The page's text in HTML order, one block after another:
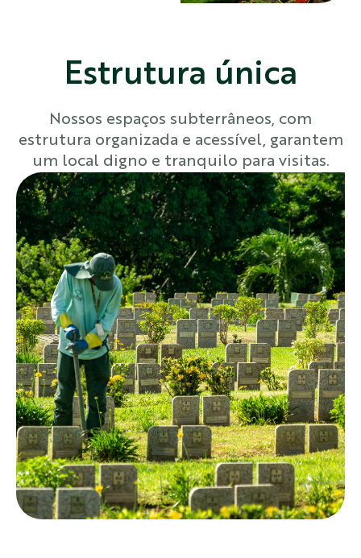
Estrutura única
Nossos espaços subterrâneos, com
estrutura organizada e acessível, garantem
um local digno e tranquilo para visitas.